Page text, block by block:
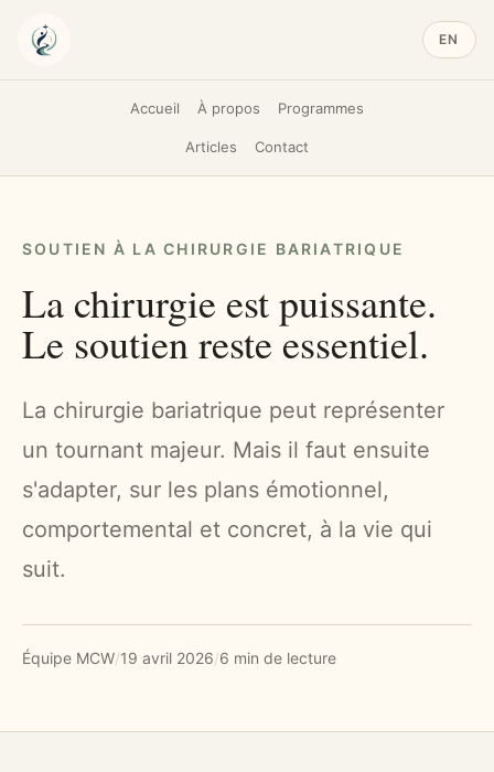
EN
Accueil À propos Programmes
Articles Contact
SOUTIEN À LA CHIRURGIE BARIATRIQUE
La chirurgie est puissante.
Le soutien reste essentiel.
La chirurgie bariatrique peut représenter
un tournant majeur. Mais il faut ensuite
s'adapter, sur les plans émotionnel,
comportemental et concret, à la vie qui
suit.
Équipe MCW/19 avril 2026/6 min de lecture